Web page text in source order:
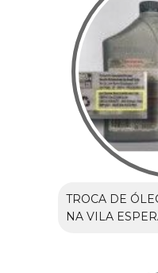
TROCA DE
NA VILA